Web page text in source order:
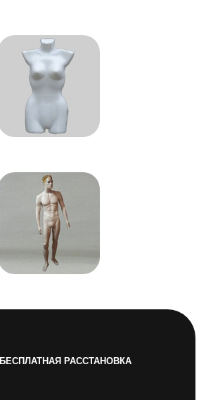
БЕСПЛАТНАЯ РАССТАНОВКА